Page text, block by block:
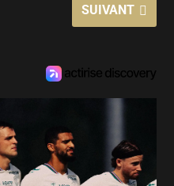
SUIVANT